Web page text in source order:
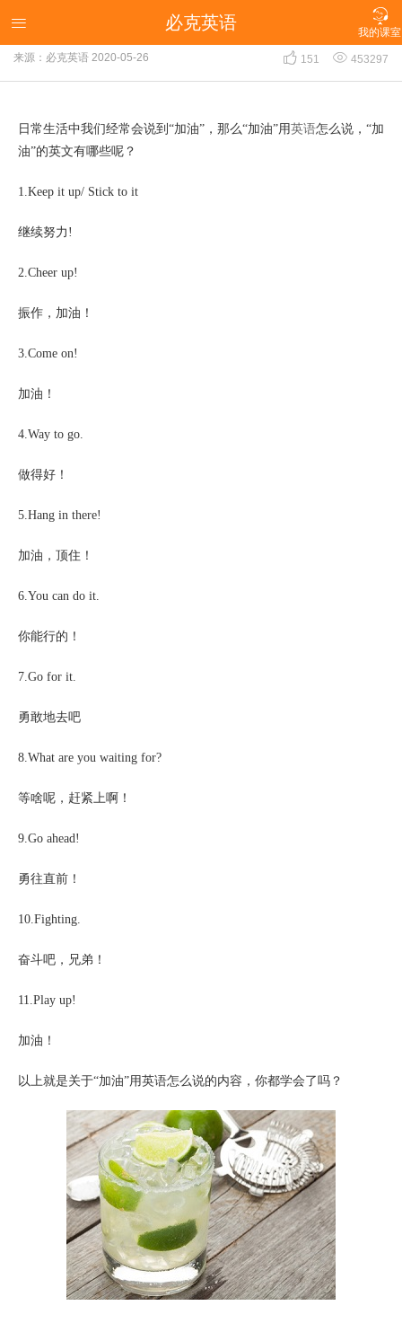

我的课室
 必克英语
“加油”用英语怎么说，“加油”的各种英文！
来源：必克英语 2020-05-26  151  453297
日常生活中我们经常会说到 “加油”，那么“加油”用英语怎么说，“加
油”的英文有哪些呢？
1.Keep it up/ Stick to it
继续努力 !
2.Cheer up!
振作，加油！
3.Come on!
加油！
4.Way to go.
做得好！
5.Hang in there!
加油，顶住！
6.You can do it.
你能行的！
7.Go for it.
勇敢地去吧
8.What are you waiting for?
等啥呢，赶紧上啊！
9.Go ahead!
勇往直前！
10.Fighting.
奋斗吧，兄弟！
11.Play up!
加油！
以上就是关于“加油”用英语怎么说的内容，你都学会了吗？